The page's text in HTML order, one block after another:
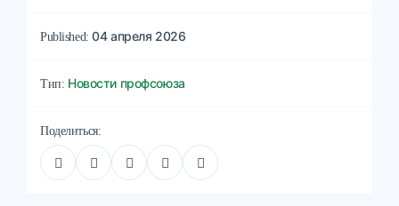
Published: 04 апреля 2026
Тип: Новости профсоюза
Поделиться: